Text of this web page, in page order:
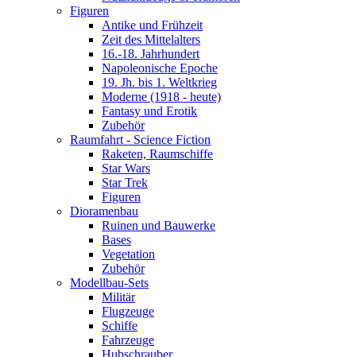
Figuren
Antike und Frühzeit
Zeit des Mittelalters
16.-18. Jahrhundert
Napoleonische Epoche
19. Jh. bis 1. Weltkrieg
Moderne (1918 - heute)
Fantasy und Erotik
Zubehör
Raumfahrt - Science Fiction
Raketen, Raumschiffe
Star Wars
Star Trek
Figuren
Dioramenbau
Ruinen und Bauwerke
Bases
Vegetation
Zubehör
Modellbau-Sets
Militär
Flugzeuge
Schiffe
Fahrzeuge
Hubschrauber